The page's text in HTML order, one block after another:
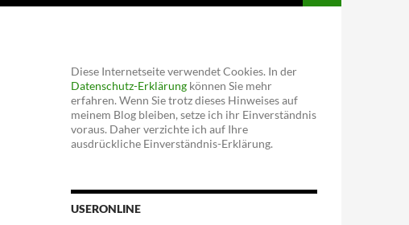
Diese Internetseite verwendet Cookies. In der
Datenschutz-Erklärung können Sie mehr
erfahren. Wenn Sie trotz dieses Hinweises auf
meinem Blog bleiben, setze ich ihr Einverständnis
voraus. Daher verzichte ich auf Ihre
ausdrückliche Einverständnis-Erklärung.
USERONLINE